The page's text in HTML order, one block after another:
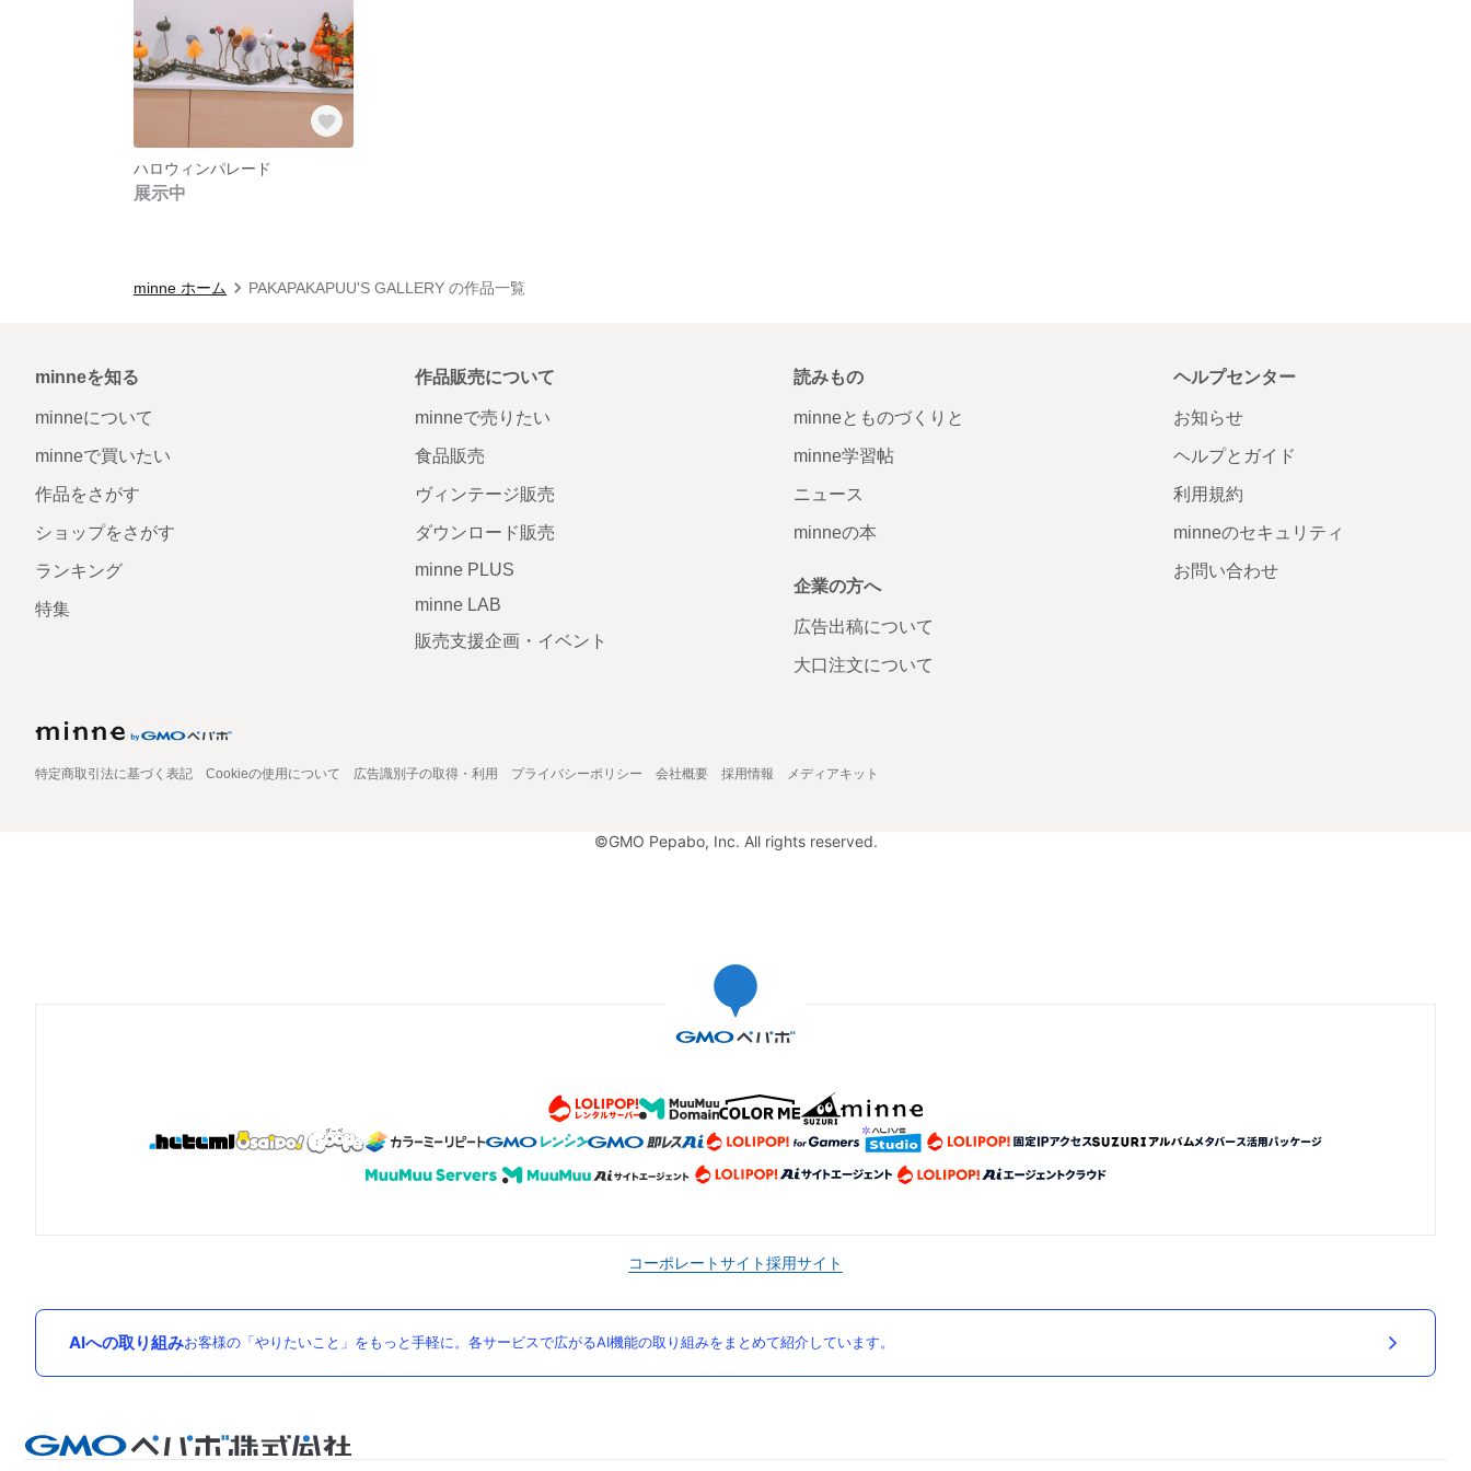
ハロウィンパレード
展示中
minne ホーム PAKAPAKAPUU'S GALLERY の作品一覧
minneを知る
minneについて
minneで買いたい
作品をさがす
ショップをさがす
ランキング
特集
作品販売について
minneで売りたい
食品販売
ヴィンテージ販売
ダウンロード販売
minne PLUS
minne LAB
販売支援企画・イベント
読みもの
minneとものづくりと
minne学習帖
ニュース
minneの本
企業の方へ
広告出稿について
大口注文について
ヘルプセンター
お知らせ
ヘルプとガイド
利用規約
minneのセキュリティ
お問い合わせ
特定商取引法に基づく表記 Cookieの使用について 広告識別子の取得・利用 プライバシーポリシー 会社概要 採用情報 メディアキット
©GMO Pepabo, Inc. All rights reserved.
コーポレートサイト採用サイト
AIへの取り組みお客様の「やりたいこと」をもっと手軽に。各サービスで広がるAI機能の取り組みをまとめて紹介しています。